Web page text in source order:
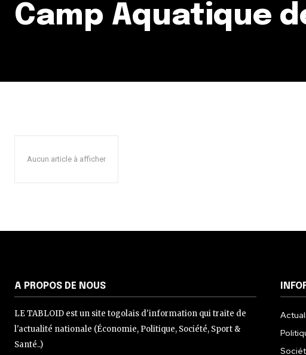
Camp Aquatique
Aucun article à afficher
A PROPOS DE NOUS
LE TABLOID est un site togolais d'information qui traite de
l'actualité nationale (Économie, Politique, Société, Sport &
Santé..)